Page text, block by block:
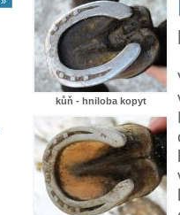
kůň - hniloba kopyt